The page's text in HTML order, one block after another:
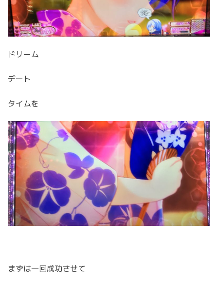
ドリーム
デート
タイムを
まずは一回成功させて